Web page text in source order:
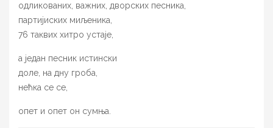
одликованих, важних, дворских песника,
партијиских миљеника,
76 таквих хитро устаје,
а један песник истински
доле, на дну гроба,
нећка се се,
опет и опет он сумња.